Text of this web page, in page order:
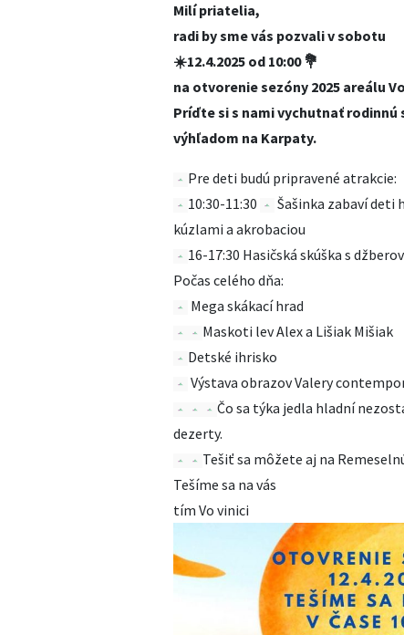
Milí priatelia,
radi by sme vás pozvali v sobotu
☀️12.4.2025 od 10:00 💐
na otvorenie sezóny 2025 areálu
Príďte si s nami vychutnať
výhľadom na Karpaty.
Pre deti budú pripravené atrakcie:
10:30-11:30
Šašinka zabaví
kúzlami a akrobaciou
16-17:30 Hasičská skúška s
Počas celého dňa:
Mega skákací hrad
Maskoti lev Alex a Lišiak Mišiak
Detské ihrisko
Výstava obrazov Valery
Čo sa týka jedla hladní
dezerty.
Tešiť sa môžete aj na
Tešíme sa na vás
tím Vo vinici